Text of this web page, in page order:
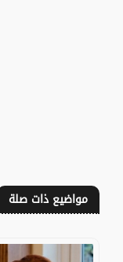
مواضيع ذات صلة